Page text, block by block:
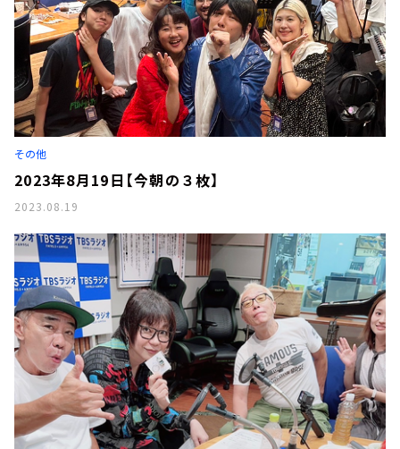
その他
2023年8月19日【今朝の３枚】
2023.08.19